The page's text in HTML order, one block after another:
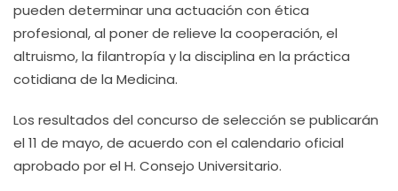
pueden determinar una actuación con ética
profesional, al poner de relieve la cooperación, el
altruismo, la filantropía y la disciplina en la práctica
cotidiana de la Medicina.
Los resultados del concurso de selección se publicarán
el 11 de mayo, de acuerdo con el calendario oficial
aprobado por el H. Consejo Universitario.